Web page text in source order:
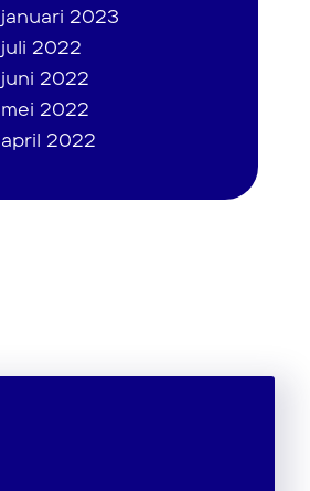
januari 2023
juli 2022
juni 2022
mei 2022
april 2022